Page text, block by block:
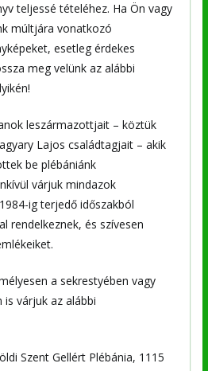
teljessé tételéhez. Ha Ön vagy
múltjára vonatkozó
esetleg érdekes
meg velünk az alábbi
leszármazottjait – köztük
Lajos családtagjait – akik
be plébániánk
várjuk mindazok
ig terjedő időszakból
rendelkeznek, és szívesen
a sekrestyében vagy
várjuk az alábbi
Szent Gellért Plébánia, 1115